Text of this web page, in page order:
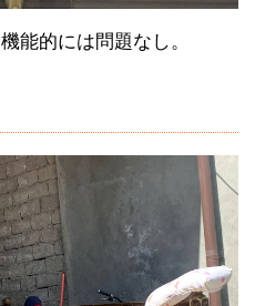
能的には問題なし。